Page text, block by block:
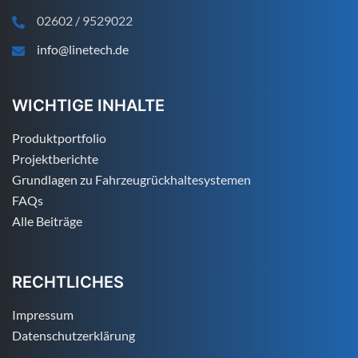
02602 / 9529022
info@linetech.de
WICHTIGE INHALTE
Produktportfolio
Projektberichte
Grundlagen zu Fahrzeugrückhaltesystemen
FAQs
Alle Beiträge
RECHTLICHES
Impressum
Datenschutzerklärung